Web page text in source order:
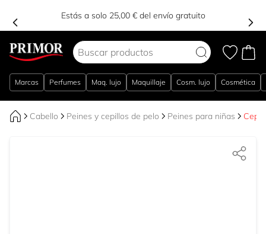
Estás a solo 25,00 € del envío gratuito
Marcas Perfumes Maq. lujo Maquillaje Cosm. lujo Cosmética
Cabello Peines y cepillos de pelo Peines para niñas